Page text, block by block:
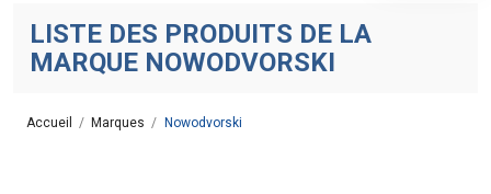
LISTE DES PRODUITS DE LA
MARQUE NOWODVORSKI
Accueil Marques Nowodvorski